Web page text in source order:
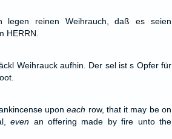
legen reinen Weihrauch, daß es seien
HERRN.
Weihrauck aufhin. Der sel ist s Opfer für
uponeach row, that it may be on
even an offering made by fire unto the